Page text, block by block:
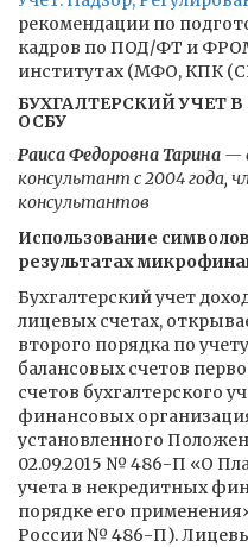
рекомендации по
кадров по ПОД/ФТ и
институтах (МФО, КПК
БУХГАЛТЕРСКИЙ УЧЕТ
ОСБУ
Раиса Федоровна Тарина —
консультант с 2004 года,
консультантов
Использование
результатах
Бухгалтерский учет
лицевых счетах,
второго порядка по
балансовых счетов
счетов бухгалтерского
финансовых
установленного
02.09.2015 № 486-П «О
учета в некредитных
порядке его
России № 486-П).